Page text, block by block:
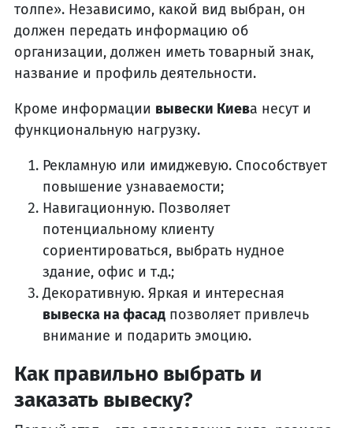
толпе». Независимо, какой вид выбран, он
должен передать информацию об
организации, должен иметь товарный знак,
название и профиль деятельности.
Кроме информации вывески Киева несут и
функциональную нагрузку.
Рекламную или имиджевую. Способствует
повышение узнаваемости;
Навигационную. Позволяет
потенциальному клиенту
сориентироваться, выбрать нудное
здание, офис и т.д.;
Декоративную. Яркая и интересная
вывеска на фасад позволяет привлечь
внимание и подарить эмоцию.
Как правильно выбрать и
заказать вывеску?